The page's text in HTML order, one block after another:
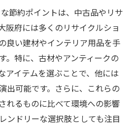
節約ポイントは、中古品やリサ
阪府には多くのリサイクルショ
良い建材やインテリア用品を手
。特に、古材やアンティークの
アイテムを選ぶことで、他には
出可能です。さらに、これらの
れるものに比べて環境への影響
ンドリーな選択肢としても注目